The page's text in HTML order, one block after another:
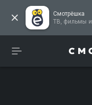
Смотрёшка